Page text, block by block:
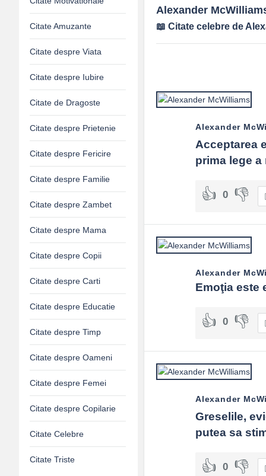
Alexander
Citate celebre de
Alexander
Acceptarea
prima lege
0
Alexander
Emoţia este
0
Alexander
Greselile,
putea sa
0
Citate Amuzante
Citate despre Viata
Citate despre Iubire
Citate de Dragoste
Citate despre Prietenie
Citate despre Fericire
Citate despre Familie
Citate despre Zambet
Citate despre Mama
Citate despre Copii
Citate despre Carti
Citate despre Educatie
Citate despre Timp
Citate despre Oameni
Citate despre Femei
Citate despre Copilarie
Citate Celebre
Citate Triste